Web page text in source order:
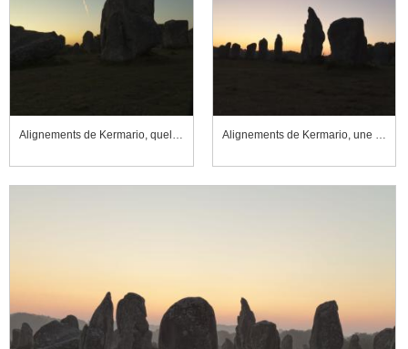
Alignements de Kermario, quelques menhirs se détachant sur le ciel au petit matin Alignements de Kermario, une rangée de menhirs se détachant sur le ciel au petit matin